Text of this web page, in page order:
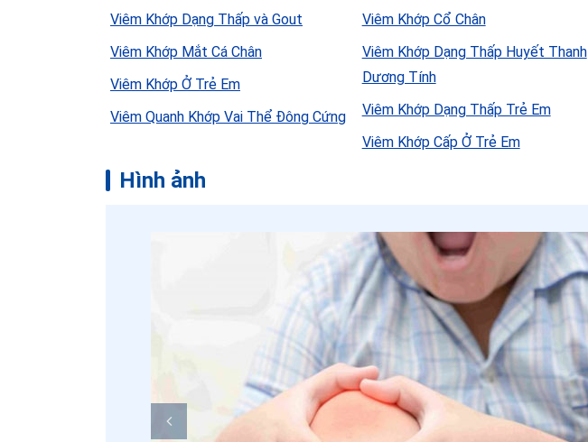
Viêm Khớp Dạng Thấp và Gout
Viêm Khớp Mắt Cá Chân
Viêm Khớp Ở Trẻ Em
Viêm Quanh Khớp Vai Thể Đông Cứng
Viêm Khớp Cổ Chân
Viêm Khớp Dạng Thấp Huyết Thanh
Dương Tính
Viêm Khớp Dạng Thấp Trẻ Em
Viêm Khớp Cấp Ở Trẻ Em
Hình ảnh